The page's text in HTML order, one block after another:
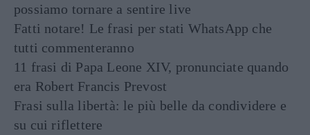
possiamo tornare a sentire live
Fatti notare! Le frasi per stati WhatsApp che
tutti commenteranno
11 frasi di Papa Leone XIV, pronunciate quando
era Robert Francis Prevost
Frasi sulla libertà: le più belle da condividere e
su cui riflettere